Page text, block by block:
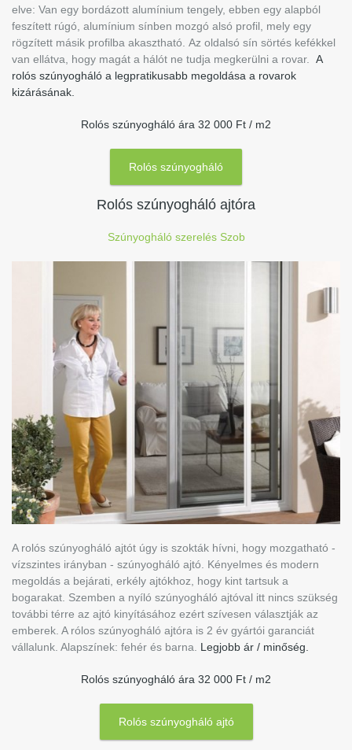
elve: Van egy bordázott alumínium tengely, ebben egy alapból
feszített rúgó, alumínium sínben mozgó alsó profil, mely egy
rögzített másik profilba akasztható. Az oldalsó sín sörtés kefékkel
van ellátva, hogy magát a hálót ne tudja megkerülni a rovar. A
rolós szúnyogháló a legpratikusabb megoldása a rovarok
kizárásának.
Rolós szúnyogháló ára 32 000 Ft / m2
Rolós szúnyogháló
Rolós szúnyogháló ajtóra
Szúnyogháló szerelés Szob
A rolós szúnyogháló ajtót úgy is szokták hívni, hogy mozgatható -
vízszintes irányban - szúnyogháló ajtó. Kényelmes és modern
megoldás a bejárati, erkély ajtókhoz, hogy kint tartsuk a
bogarakat. Szemben a nyíló szúnyogháló ajtóval itt nincs szükség
további térre az ajtó kinyításához ezért szívesen választják az
emberek. A rólos szúnyogháló ajtóra is 2 év gyártói garanciát
vállalunk. Alapszínek: fehér és barna. Legjobb ár / minőség.
Rolós szúnyogháló ára 32 000 Ft / m2
Rolós szúnyogháló ajtó